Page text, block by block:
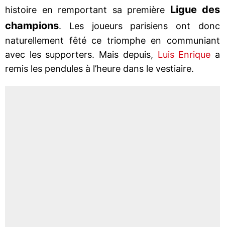
histoire en remportant sa première Ligue des
champions. Les joueurs parisiens ont donc
naturellement fêté ce triomphe en communiant
avec les supporters. Mais depuis, Luis Enrique a
remis les pendules à l’heure dans le vestiaire.